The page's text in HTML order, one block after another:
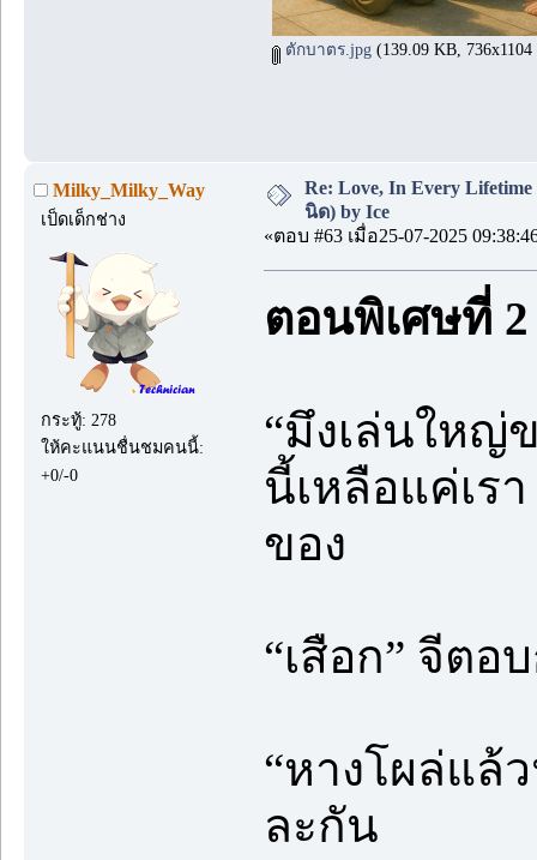
ตักบาตร.jpg(139.09 KB,
Milky_Milky_Way
เป็ดเด็กช่าง
กระทู้: 278
ให้คะแนนชื่นชมคนนี้:
+0/-0
Re: Love, In Every
นิด) by Ice
«ตอบ #63 เมื่อ25-07-2025
ตอนพิเศษที่
“มึงเล่นใหญ่
นี้เหลือแค่เร
ของ
“เสือก” จีต
“หางโผล่แล้
ละกัน